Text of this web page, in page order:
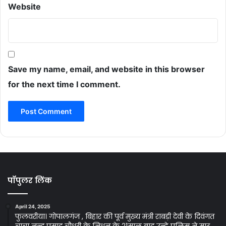
Website
Save my name, email, and website in this browser
for the next time I comment.
पॉपुलर लिंक
April 24, 2025
फुलवरीया। गोपालगंज , बिहार की पूर्व मुख्य मंत्री राबड़ी देवी के दिवंगत